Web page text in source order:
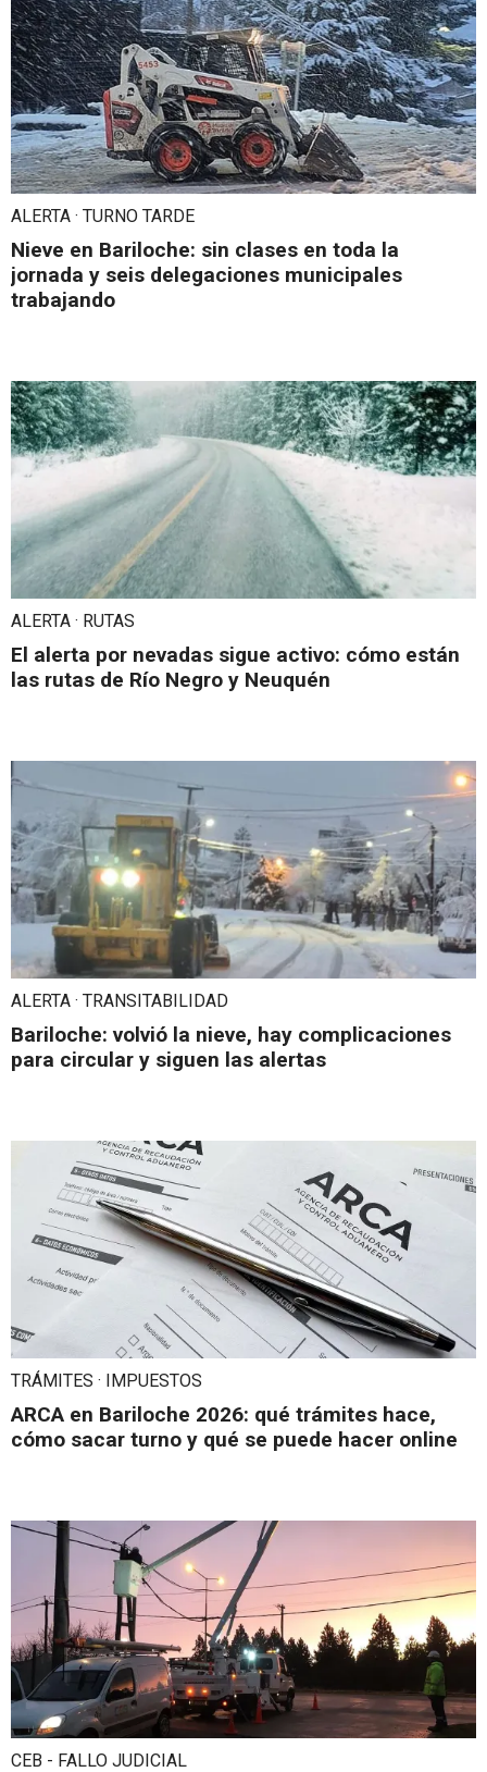
ALERTA · TURNO TARDE
Nieve en Bariloche: sin clases en toda la
jornada y seis delegaciones municipales
trabajando
ALERTA · RUTAS
El alerta por nevadas sigue activo: cómo están
las rutas de Río Negro y Neuquén
ALERTA · TRANSITABILIDAD
Bariloche: volvió la nieve, hay complicaciones
para circular y siguen las alertas
TRÁMITES · IMPUESTOS
ARCA en Bariloche 2026: qué trámites hace,
cómo sacar turno y qué se puede hacer online
CEB - FALLO JUDICIAL